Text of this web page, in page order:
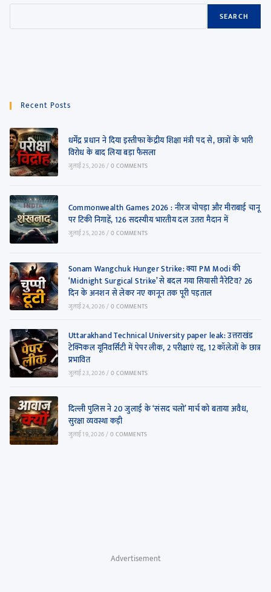
SEARCH
Recent Posts
धर्मेंद्र प्रधान ने दिया इस्तीफा केंद्रीय शिक्षा मंत्री पद से, छात्रों के भारी
विरोध के बाद लिया बड़ा फैसला
जुलाई 25, 2026/0 COMMENTS
Commonwealth Games 2026 : नीरज चोपड़ा और मीराबाई चानू
पर टिकी निगाहें, 126 सदस्यीय भारतीय दल उतरा मैदान में
जुलाई 25, 2026/0 COMMENTS
Sonam Wangchuk Hunger Strike: क्या PM Modi की
‘Midnight Surgical Strike’ से बदल गया सियासी नैरेटिव? 26
दिन के अनशन से लेकर नए कानून तक पूरी पड़ताल
जुलाई 24, 2026/0 COMMENTS
Uttarakhand Technical University paper leak: उत्तराखंड
टेक्निकल यूनिवर्सिटी में पेपर लीक, 2 परीक्षाएं रद्द, 12 कॉलेजों के छात्र
प्रभावित
जुलाई 23, 2026/0 COMMENTS
दिल्ली पुलिस ने 20 जुलाई के ‘संसद चलो’ मार्च को बताया अवैध,
सुरक्षा व्यवस्था कड़ी
जुलाई 19, 2026/0 COMMENTS
Advertisement